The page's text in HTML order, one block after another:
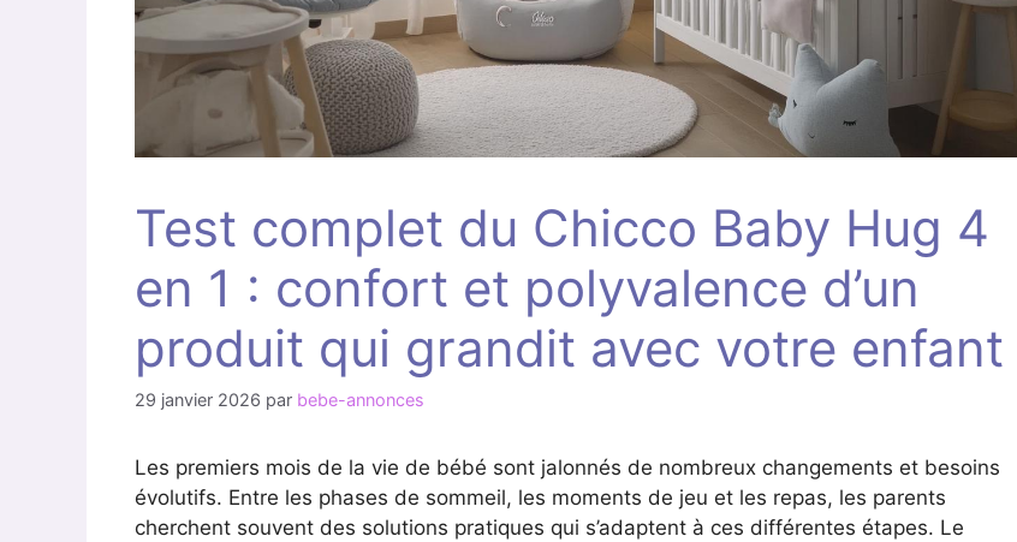
Test complet du Chicco Baby Hug 4
en 1 : confort et polyvalence d’un
produit qui grandit avec votre enfant
29 janvier 2026 par bebe-annonces
Les premiers mois de la vie de bébé sont jalonnés de nombreux changements et besoins
évolutifs. Entre les phases de sommeil, les moments de jeu et les repas, les parents
cherchent souvent des solutions pratiques qui s’adaptent à ces différentes étapes. Le